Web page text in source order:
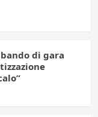
di gara